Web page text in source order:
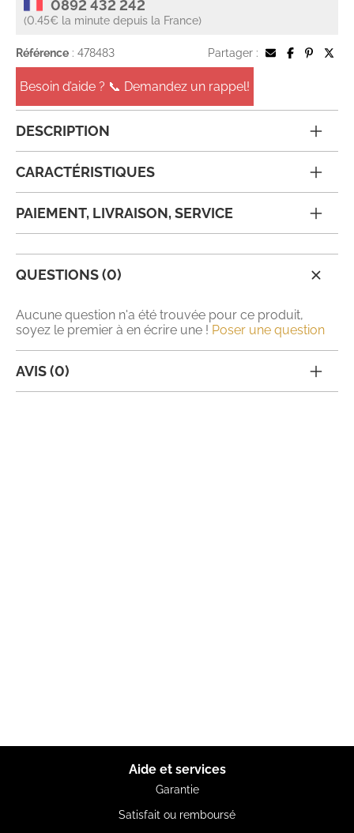
0892 432 242
(0.45€ la minute depuis la France)
Référence : 478483 Partager :
Besoin d’aide ? 📞 Demandez un rappel!
DESCRIPTION
CARACTÉRISTIQUES
PAIEMENT, LIVRAISON, SERVICE
QUESTIONS (0)
Aucune question n'a été trouvée pour ce produit,
soyez le premier à en écrire une ! Poser une question
AVIS (0)
Aide et services
Garantie
Satisfait ou remboursé